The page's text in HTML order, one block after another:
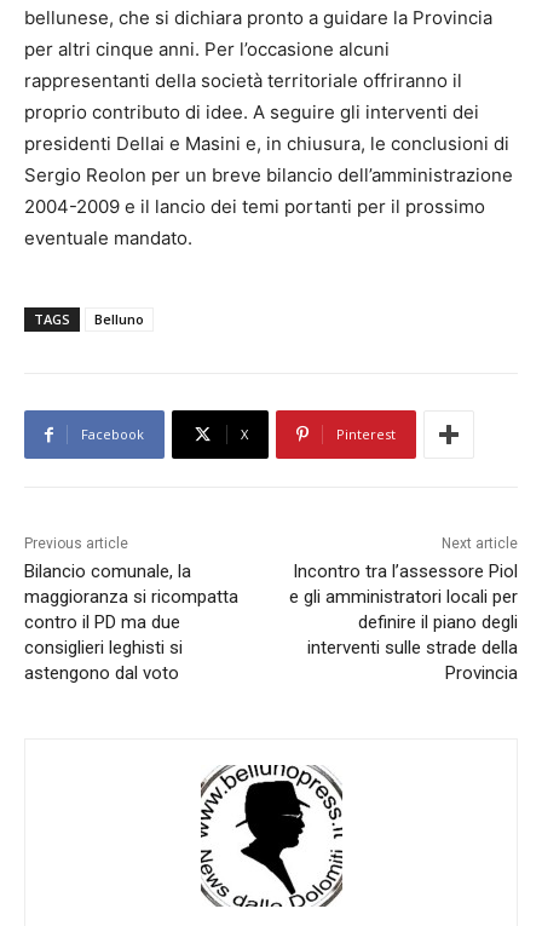
bellunese, che si dichiara pronto a guidare la Provincia
per altri cinque anni. Per l’occasione alcuni
rappresentanti della società territoriale offriranno il
proprio contributo di idee. A seguire gli interventi dei
presidenti Dellai e Masini e, in chiusura, le conclusioni di
Sergio Reolon per un breve bilancio dell’amministrazione
2004-2009 e il lancio dei temi portanti per il prossimo
eventuale mandato.
TAGS Belluno
Facebook X Pinterest
Previous article
Bilancio comunale, la
maggioranza si ricompatta
contro il PD ma due
consiglieri leghisti si
astengono dal voto
Next article
Incontro tra l’assessore Piol
e gli amministratori locali per
definire il piano degli
interventi sulle strade della
Provincia